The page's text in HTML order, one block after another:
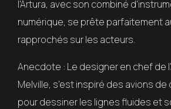
l'Artura, avec son combiné
numérique, se prête parfaitement
rapprochés sur les acteurs.
Anecdote : Le designer en chef de
Melville, s'est inspiré des avions
pour dessiner les lignes fluides et